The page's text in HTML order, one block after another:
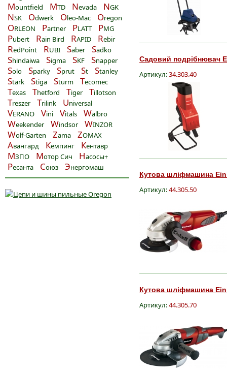
Mountfield MTD Nevada NGK
NSK Odwerk Oleo-Mac Oregon
ORLEON Partner PLATT PMG
Pubert Rain Bird RAPID Rebir
RedPoint RUBI Saber Sadko
Shindaiwa Sigma SKF Snapper
Solo Sparky Sprut St Stanley
Stark Stiga Sturm Tecomec
Texas Thetford Tiger Tillotson
Treszer Trilink Universal
VERANO Vini Vitals Walbro
Weekender Windsor WINZOR
Wolf-Garten Zama ZOMAX
Авангард Кемпинг Кентавр
МЗПО Мотор Сич Насосы+
Ресанта Союз Энергомаш
Садовий подрібнювач
Артикул:34.303.40
Кутова шліфмашина
Артикул:44.305.50
Кутова шліфмашина
Артикул:44.305.70